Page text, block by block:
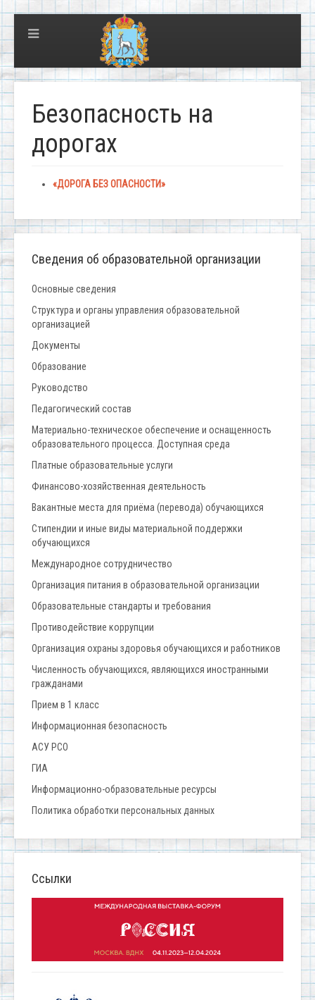
Безопасность на
дорогах
«ДОРОГА БЕЗ ОПАСНОСТИ»
Сведения об образовательной организации
Основные сведения
Структура и органы управления образовательной
организацией
Документы
Образование
Руководство
Педагогический состав
Материально-техническое обеспечение и оснащенность
образовательного процесса. Доступная среда
Платные образовательные услуги
Финансово-хозяйственная деятельность
Вакантные места для приёма (перевода) обучающихся
Стипендии и иные виды материальной поддержки
обучающихся
Международное сотрудничество
Организация питания в образовательной организации
Образовательные стандарты и требования
Противодействие коррупции
Организация охраны здоровья обучающихся и работников
Численность обучающихся, являющихся иностранными
гражданами
Прием в 1 класс
Информационная безопасность
АСУ РСО
ГИА
Информационно-образовательные ресурсы
Политика обработки персональных данных
Ссылки